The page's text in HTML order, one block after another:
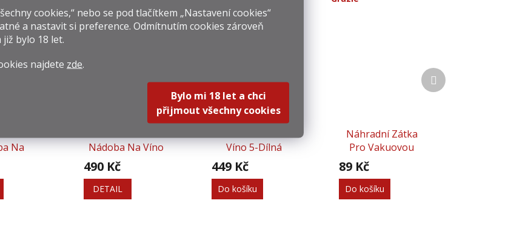
cookies,“ nebo se pod tlačítkem „Nastavení cookies“
a nastavit si preference. Odmítnutím cookies zároveň
již bylo 18 let.
najdete zde.
Bylo mi 18 let a chci
přijmout všechny cookies
produkty
Na
Nádoba Na Víno
490 Kč
DETAIL
Víno 5-Dílná
449 Kč
Do košíku
Náhradní Zátka
Pro Vakuovou
Pumpičku - 2 Ks
89 Kč
Do košíku
Další
produkt